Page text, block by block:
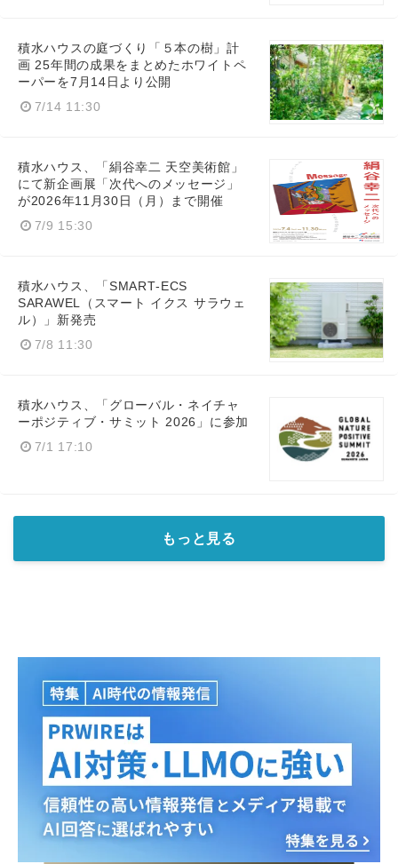
積水ハウスの庭づくり「５本の樹」計
画 25年間の成果をまとめたホワイトペ
ーパーを7月14日より公開
7/14 11:30
積水ハウス、「絹谷幸二 天空美術館」
にて新企画展「次代へのメッセージ」
が2026年11月30日（月）まで開催
7/9 15:30
積水ハウス、「SMART‑ECS
SARAWEL（スマート イクス サラウェ
ル）」新発売
7/8 11:30
積水ハウス、「グローバル・ネイチャ
ーポジティブ・サミット 2026」に参加
7/1 17:10
もっと見る